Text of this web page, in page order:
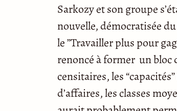
Sarkozy et son groupe
nouvelle, démocratisée
le ”Travailler plus pour
renoncé à former un bloc
censitaires, les
d’affaires, les classes